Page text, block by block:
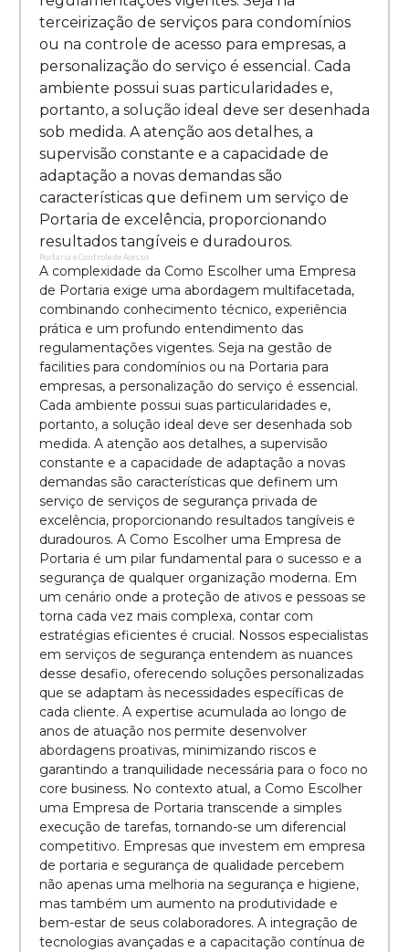
terceirização de serviços para condomínios
ou na controle de acesso para empresas, a
personalização do serviço é essencial. Cada
ambiente possui suas particularidades e,
portanto, a solução ideal deve ser desenhada
sob medida. A atenção aos detalhes, a
supervisão constante e a capacidade de
adaptação a novas demandas são
características que definem um serviço de
Portaria de excelência, proporcionando
resultados tangíveis e duradouros.
Portaria e Controle de Acesso
A complexidade da Como Escolher uma Empresa
de Portaria exige uma abordagem multifacetada,
combinando conhecimento técnico, experiência
prática e um profundo entendimento das
regulamentações vigentes. Seja na gestão de
facilities para condomínios ou na Portaria para
empresas, a personalização do serviço é essencial.
Cada ambiente possui suas particularidades e,
portanto, a solução ideal deve ser desenhada sob
medida. A atenção aos detalhes, a supervisão
constante e a capacidade de adaptação a novas
demandas são características que definem um
serviço de serviços de segurança privada de
excelência, proporcionando resultados tangíveis e
duradouros. A Como Escolher uma Empresa de
Portaria é um pilar fundamental para o sucesso e a
segurança de qualquer organização moderna. Em
um cenário onde a proteção de ativos e pessoas se
torna cada vez mais complexa, contar com
estratégias eficientes é crucial. Nossos especialistas
em serviços de segurança entendem as nuances
desse desafio, oferecendo soluções personalizadas
que se adaptam às necessidades específicas de
cada cliente. A expertise acumulada ao longo de
anos de atuação nos permite desenvolver
abordagens proativas, minimizando riscos e
garantindo a tranquilidade necessária para o foco no
core business. No contexto atual, a Como Escolher
uma Empresa de Portaria transcende a simples
execução de tarefas, tornando-se um diferencial
competitivo. Empresas que investem em empresa
de portaria e segurança de qualidade percebem
não apenas uma melhoria na segurança e higiene,
mas também um aumento na produtividade e
bem-estar de seus colaboradores. A integração de
tecnologias avançadas e a capacitação contínua de